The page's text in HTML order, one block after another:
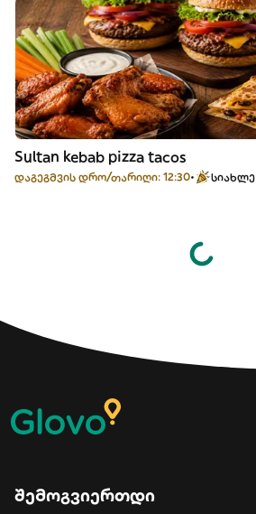
Sultan kebab pizza tacos
დაგეგმვის დრო/თარიღი: 12:30 სიახლე
შემოგვიერთდი